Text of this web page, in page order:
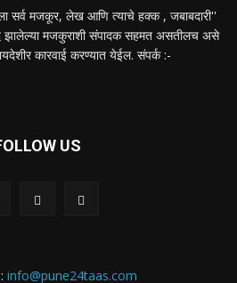
सर्व मजकूर, लेख आणि त्याचे हक्क , जबाबदारी''
मजकुराशी संपादक सहमत असतीलच असे
कारवाई करण्यात येईल. संपर्क :-
US
info@pune24taas.com